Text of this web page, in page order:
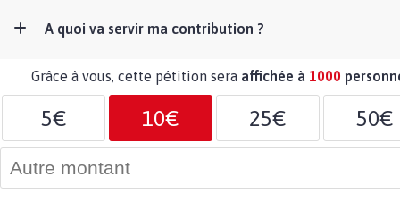
A quoi va servir ma contribution ?
Grâce à vous, cette pétition sera affichée à 1000
5€ 10€ 25€ 50€